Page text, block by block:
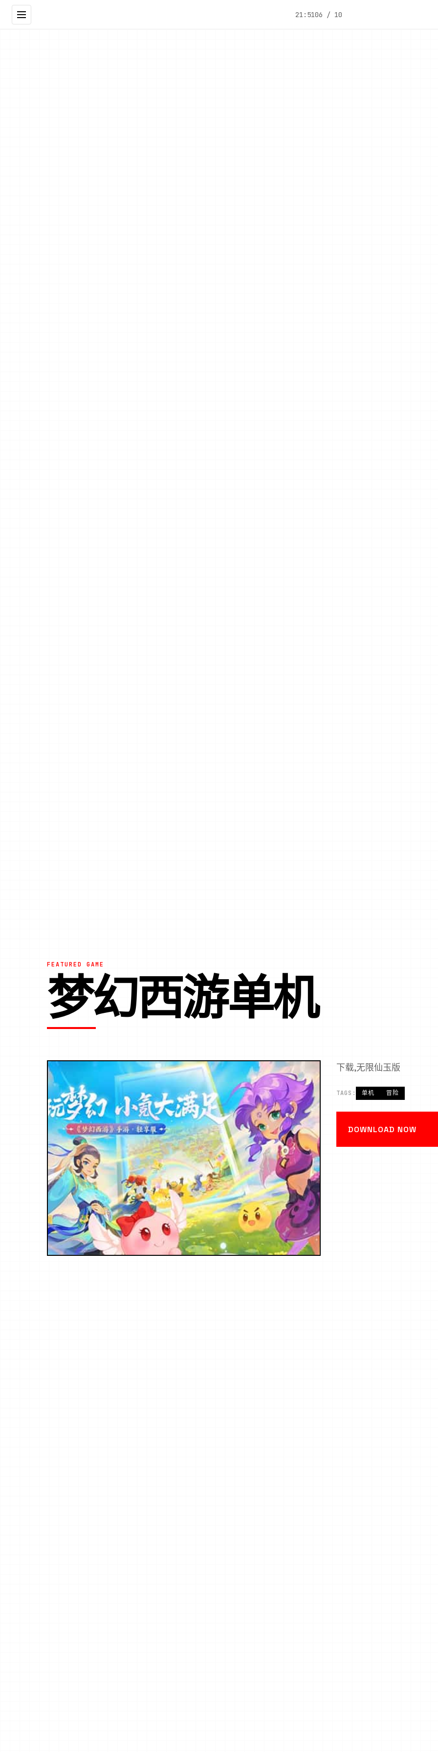
21:5106 / 10
FEATURED GAME
梦幻西游单机
下载,无限仙玉版
TAGS: 单机 冒险
DOWNLOAD NOW